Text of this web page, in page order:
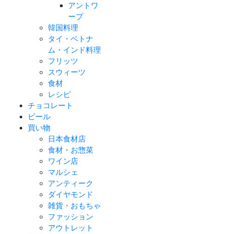
アントワ
ープ
韓国料理
タイ・ベトナ
ム・インド料理
フリッツ
スウィーツ
食材
レシピ
チョコレート
ビール
買い物
日本食材店
食材・お惣菜
ワイン店
マルシェ
アンティーク
ダイヤモンド
雑貨・おもちゃ
ファッション
アウトレット